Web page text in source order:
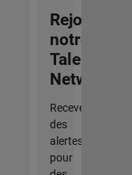
Rejoignez
notre
Talent
Network
Recevez
des
alertes
pour